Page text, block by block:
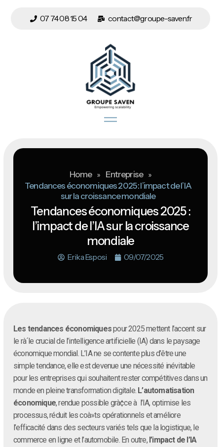
07 74 08 15 04 contact@groupe-saven.fr
Home » Entreprise »
Tendances économiques 2025 : l’impact de l’IA
sur la croissance mondiale
Tendances économiques 2025 :
l’impact de l’IA sur la croissance
mondiale
Erika Esposi 09/07/2025
Les tendances économiquespour 2025 mettent l’accent sur
le rà´le crucial de l’intelligence artificielle (IA) dans le paysage
économique mondial. L’IA ne se contente plus d’être une
simple tendance, elle est devenue une nécessité inévitable
pour les entreprises qui souhaitent rester compétitives dans un
monde en pleine transformation digitale. L’automatisation
économique, rendue possible grà¢ce à l’IA, optimise les
processus, réduit les coà»ts opérationnels et améliore
l’efficacité dans des secteurs variés tels que la logistique, le
commerce en ligne et l’automobile. En outre, l’impact de l’IA